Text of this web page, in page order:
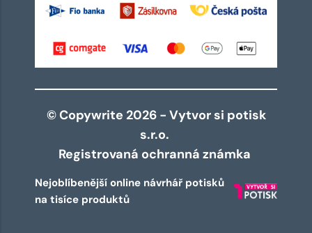
© Copywrite 2026 - Vytvor si potisk
s.r.o.
Registrovaná ochranná známka
Nejoblíbenější online návrhář potisků
na tisíce produktů